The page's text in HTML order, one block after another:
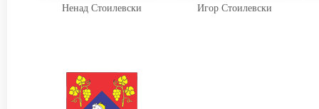
Ненад Стоилевски Игор Стоилевски